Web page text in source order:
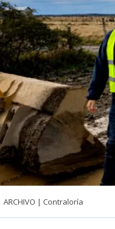
ARCHIVO | Contraloría